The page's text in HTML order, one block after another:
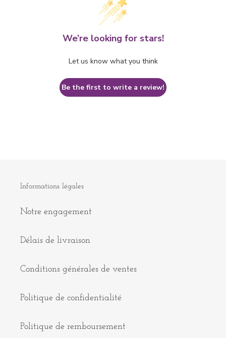
We’re looking for stars!
Let us know what you think
Be the first to write a review!
Informations légales
Notre engagement
Délais de livraison
Conditions générales de ventes
Politique de confidentialité
Politique de remboursement